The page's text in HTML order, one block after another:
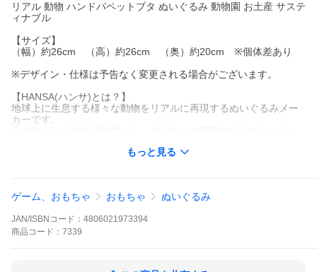
リアル 動物 ハンドパペットブタ ぬいぐるみ 動物園 お土産 サステ
ィナブル
【サイズ】
（幅）約26cm （高）約26cm （奥）約20cm ※個体差あり
※デザイン・仕様は予告なく変更される場合がございます。
【HANSA(ハンサ)とは？】
地球上に生息する様々な動物をリアルに再現するぬいぐるみメー
カーです。
ぐるみを製造しています。もっと見る
ゲーム、おもちゃ おもちゃ ぬいぐるみ
JAN/ISBNコード： 4806021973394
商品 コード： 7339